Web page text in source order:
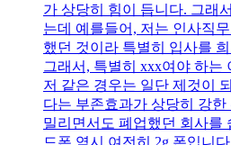
가 상당히 힘이 듭니다. 그래
는데 예를들어, 저는 인사직
했던 것이라 특별히 입사를
그래서, 특별히 xxx여야 하는
저 같은 경우는 일단 제것이
다는 부존효과가 상당히 강한
밀리면서도 폐업했던 회사를
드폰 역시 여전히 2g 폰입니